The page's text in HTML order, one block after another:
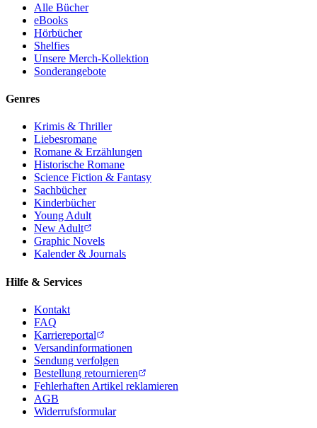
Alle Bücher
eBooks
Hörbücher
Shelfies
Unsere Merch-Kollektion
Sonderangebote
Genres
Krimis & Thriller
Liebesromane
Romane & Erzählungen
Historische Romane
Science Fiction & Fantasy
Sachbücher
Kinderbücher
Young Adult
New Adult
Graphic Novels
Kalender & Journals
Hilfe & Services
Kontakt
FAQ
Karriereportal
Versandinformationen
Sendung verfolgen
Bestellung retournieren
Fehlerhaften Artikel reklamieren
AGB
Widerrufsformular